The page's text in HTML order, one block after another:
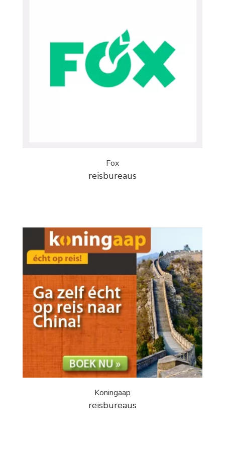
Fox
reisbureaus
Koningaap
reisbureaus